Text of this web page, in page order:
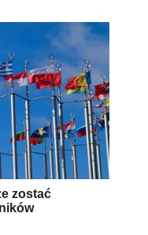
zostać